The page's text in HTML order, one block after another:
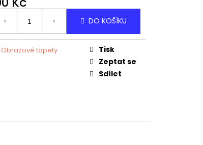
DO KOŠÍKU
Obrazové tapety
Tisk
Zeptat se
Sdílet